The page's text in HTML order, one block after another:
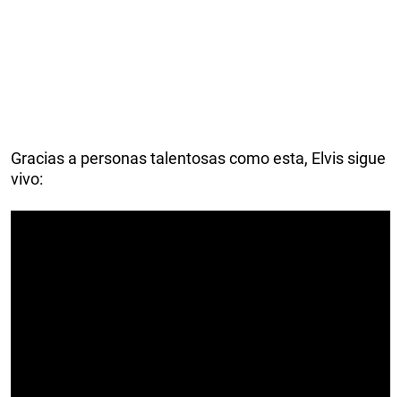
Gracias a personas talentosas como esta, Elvis sigue
vivo: